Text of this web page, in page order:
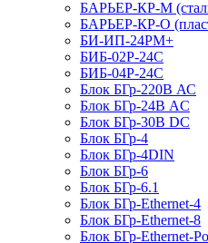
БАРЬЕР-КР-М
БАРЬЕР-КР-О
БИ-ИП-24РМ+
БИБ-02Р-24С
БИБ-04Р-24С
Блок БГр-220В АС
Блок БГр-24В AC
Блок БГр-30В DC
Блок БГр-4
Блок БГр-4DIN
Блок БГр-6
Блок БГр-6.1
Блок БГр-Ethernet-4
Блок БГр-Ethernet-8
Блок БГр-Ethernet-